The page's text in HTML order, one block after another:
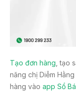
Tạo đơn hàng , tạo
năng chị Diễm
hàng vào app Sổ